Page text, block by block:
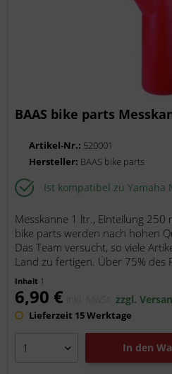
BAAS bike parts
Artikel-Nr.: 520001
Hersteller: BAAS bike parts
Ist kompatibel zu Yamaha
Messkanne 1 ltr., Einteilung 250
bike parts werden nach hohen
Das Team versucht, so viele
Land zu fertigen. Über 75% des
Inhalt 1
6,90 € inkl. MwSt.zzgl.
Lieferzeit 15 Werktage
In den